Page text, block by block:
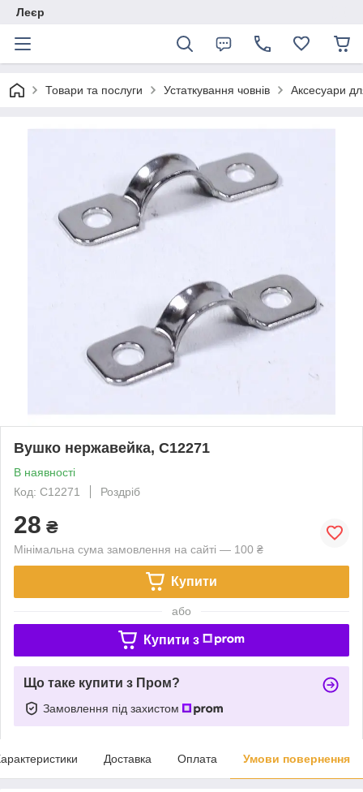
Леєр
Товари та послуги Устаткування човнів Аксесуари
Вушко нержавейка, C12271
В наявності
Код: C12271
Роздріб
28 ₴
Мінімальна сума замовлення на сайті — 100 ₴
Купити
або
Купити з
Що таке купити з Пром?
Замовлення під захистом
Доставка Оплата Умови повернення